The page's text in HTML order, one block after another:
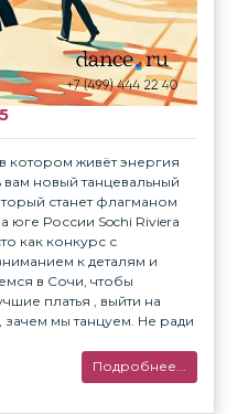
котором живёт энергия
новый танцевальный
станет флагманом
юге России⁣ Sochi Riviera
как конкурс с
к деталям и
в Сочи, чтобы
платья , выйти на
мы танцуем.⁣ ⁣Не ради
Подробнее...